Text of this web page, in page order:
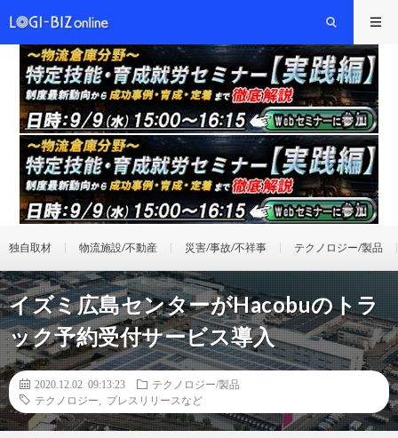
独自取材 物流施設/不動産 災害/事故/不祥事 テクノロジー/製品
イズミ広島センターがHacobuのトラ
ック予約受付サービス導入
2020.12.02 09:13:23
テクノロジー/製品
テクノロジー
プレスリリースなど